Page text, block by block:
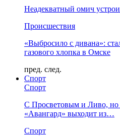
Неадекватный омич
Происшествия
«Выбросило с дивана»:
газового хлопка в Омске
пред. след.
Спорт
Спорт
С Просветовым и Ливо,
«Авангард» выходит из…
Спорт